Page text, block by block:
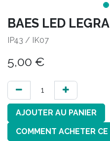
BAES LED
IP43 / IK07
5,00 €
AJOUTER AU PANIER
COMMENT ACHETER